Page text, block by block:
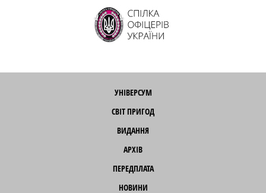
УНІВЕРСУМ
СВІТ ПРИГОД
ВИДАННЯ
АРХІВ
ПЕРЕДПЛАТА
НОВИНИ